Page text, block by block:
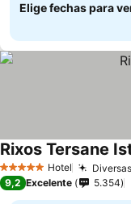
Elige fechas para
5 Estrellas Hotel
Rixos Tersane
9,2 Excelente 5.354